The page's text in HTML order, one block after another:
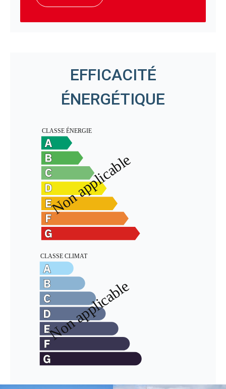
EFFICACITÉ
ÉNERGÉTIQUE